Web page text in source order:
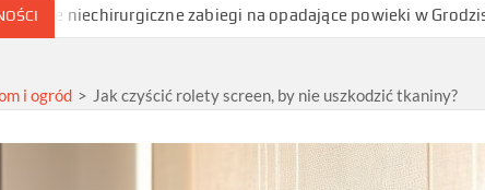
zabiegi na opadające powieki w Grodzisku
i ogród > Jak czyścić rolety screen, by nie uszkodzić tkaniny?